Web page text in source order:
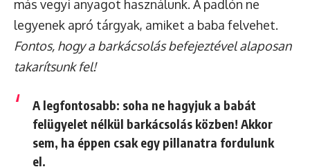
más vegyi anyagot használunk. A padlón ne
legyenek apró tárgyak, amiket a baba felvehet.
Fontos, hogy a barkácsolás befejeztével alaposan
takarítsunk fel!
A legfontosabb: soha ne hagyjuk a babát
felügyelet nélkül barkácsolás közben! Akkor
sem, ha éppen csak egy pillanatra fordulunk
el.